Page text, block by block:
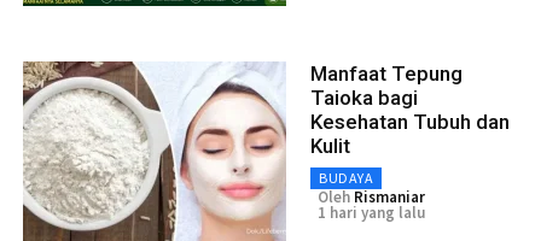
Manfaat Tepung
Taioka bagi
Kesehatan Tubuh dan
Kulit
BUDAYA
Oleh Rismaniar
1 hari yang lalu